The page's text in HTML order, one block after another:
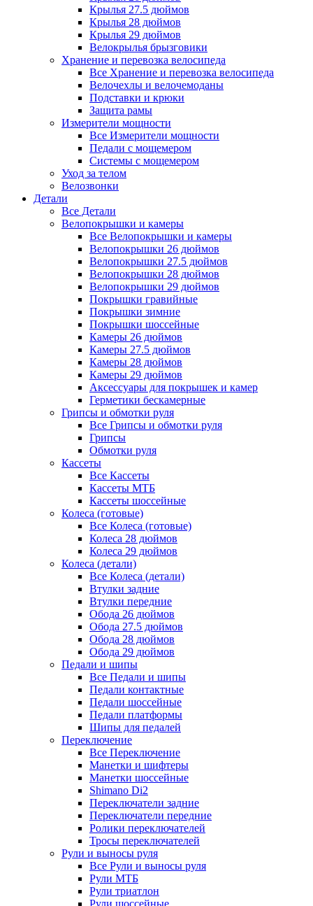
Крылья 27.5 дюймов
Крылья 28 дюймов
Крылья 29 дюймов
Велокрылья брызговики
Хранение и перевозка велосипеда
Все Хранение и перевозка велосипеда
Велочехлы и велочемоданы
Подставки и крюки
Защита рамы
Измерители мощности
Все Измерители мощности
Педали с мощемером
Системы с мощемером
Уход за телом
Велозвонки
Детали
Все Детали
Велопокрышки и камеры
Все Велопокрышки и камеры
Велопокрышки 26 дюймов
Велопокрышки 27.5 дюймов
Велопокрышки 28 дюймов
Велопокрышки 29 дюймов
Покрышки гравийные
Покрышки зимние
Покрышки шоссейные
Камеры 26 дюймов
Камеры 27.5 дюймов
Камеры 28 дюймов
Камеры 29 дюймов
Аксессуары для покрышек и камер
Герметики бескамерные
Грипсы и обмотки руля
Все Грипсы и обмотки руля
Грипсы
Обмотки руля
Кассеты
Все Кассеты
Кассеты МТБ
Кассеты шоссейные
Колеса (готовые)
Все Колеса (готовые)
Колеса 28 дюймов
Колеса 29 дюймов
Колеса (детали)
Все Колеса (детали)
Втулки задние
Втулки передние
Обода 26 дюймов
Обода 27.5 дюймов
Обода 28 дюймов
Обода 29 дюймов
Педали и шипы
Все Педали и шипы
Педали контактные
Педали шоссейные
Педали платформы
Шипы для педалей
Переключение
Все Переключение
Манетки и шифтеры
Манетки шоссейные
Shimano Di2
Переключатели задние
Переключатели передние
Ролики переключателей
Тросы переключателей
Рули и выносы руля
Все Рули и выносы руля
Рули МТБ
Рули триатлон
Рули шоссейные